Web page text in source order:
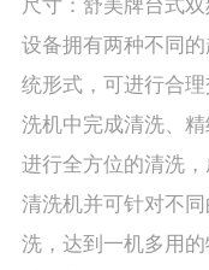
尺寸：舒美牌台式
设备拥有两种不同
统形式，可进行合
洗机中完成清洗、
进行全方位的清洗
清洗机并可针对不
洗，达到一机多用